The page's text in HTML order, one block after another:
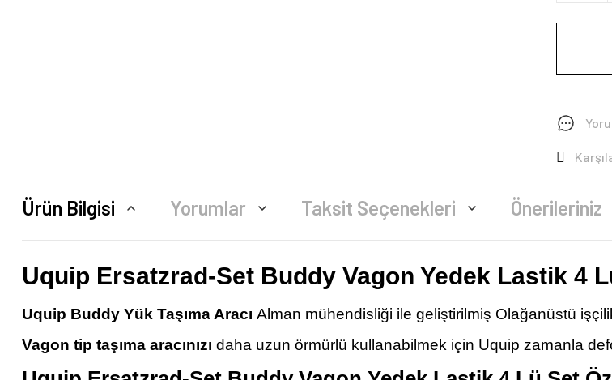
Ürün Bilgisi Yorumlar Taksit Seçenekleri Önerileriniz
Uquip Ersatzrad-Set Buddy Vagon Yedek Lastik 4
Uquip Buddy Yük Taşıma Aracı Alman mühendisliği ile geliştirilmiş Olağanüstü
Vagon tip taşıma aracınızı daha uzun örmürlü kullanabilmek için Uquip zamanla